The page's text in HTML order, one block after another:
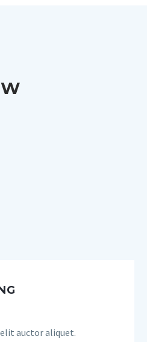
auctor aliquet.